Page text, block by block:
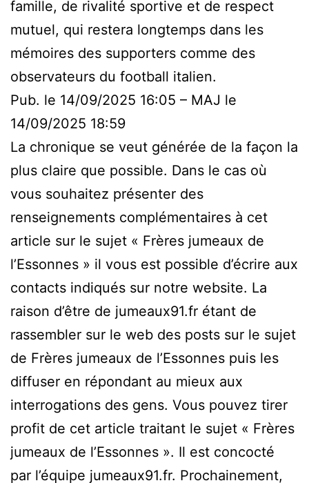
famille, de rivalité sportive et de respect
mutuel, qui restera longtemps dans les
mémoires des supporters comme des
observateurs du football italien.
Pub. le 14/09/2025 16:05 – MAJ le
14/09/2025 18:59
La chronique se veut générée de la façon la
plus claire que possible. Dans le cas où
vous souhaitez présenter des
renseignements complémentaires à cet
article sur le sujet « Frères jumeaux de
l’Essonnes » il vous est possible d’écrire aux
contacts indiqués sur notre website. La
raison d’être de jumeaux91.fr étant de
rassembler sur le web des posts sur le sujet
de Frères jumeaux de l’Essonnes puis les
diffuser en répondant au mieux aux
interrogations des gens. Vous pouvez tirer
profit de cet article traitant le sujet « Frères
jumeaux de l’Essonnes ». Il est concocté
par l’équipe jumeaux91.fr. Prochainement,